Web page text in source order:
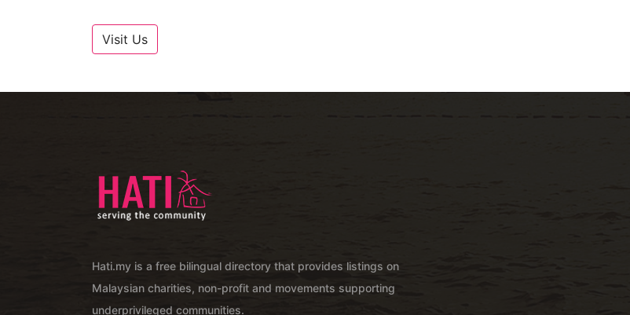
Visit Us
Hati.my is a free bilingual directory that provides listings on
Malaysian charities, non-profit and movements supporting
underprivileged communities.